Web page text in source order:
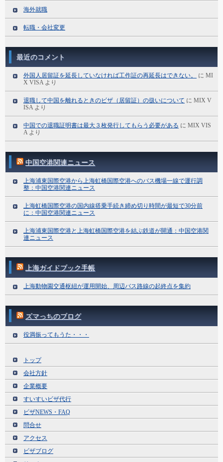
海外就職
転職・会社変更
最近のコメント
外国人居留証を延長していなければ工作証の再延長はできない。 に MI
X VISAより
退職して中国を離れるときのビザ（居留証）の扱いについて に MIX V
ISAより
中国での退職証明書は最大３枚発行してもらう必要がある に MIX VIS
Aより
中国空港関連ニュース
上海浦東国際空港から上海虹橋国際空港へのバス機場一線で運行調
整：中国空港関連ニュース
上海虹橋国際空港の国内線搭乗手続き締め切り時間が最短で30分前
に：中国空港関連ニュース
上海浦東国際空港と上海虹橋国際空港を結ぶ鉄道が開通：中国空港関
連ニュース
上海ガイドブック手帳
上海動物園交通枢紐が運用開始、周辺バス路線の起終点を集約
ズマっちのブログ
役満振ってもうた・・・
トップ
会社方針
企業概要
すいすいビザ代行
ビザNEWS・FAQ
問合せ
アクセス
ビザブログ